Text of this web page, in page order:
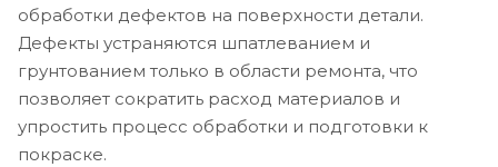
обработки дефектов на поверхности детали.
Дефекты устраняются шпатлеванием и
грунтованием только в области ремонта, что
позволяет сократить расход материалов и
упростить процесс обработки и подготовки к
покраске.